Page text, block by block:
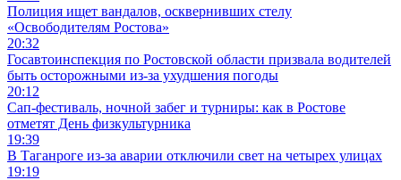
Полиция ищет вандалов, осквернивших стелу
«Освободителям Ростова»
20:32
Госавтоинспекция по Ростовской области призвала водителей
быть осторожными из-за ухудшения погоды
20:12
Сап-фестиваль, ночной забег и турниры: как в Ростове
отметят День физкультурника
19:39
В Таганроге из-за аварии отключили свет на четырех улицах
19:19